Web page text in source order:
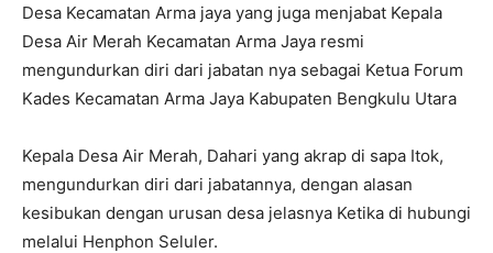
Desa Kecamatan Arma jaya yang juga menjabat Kepala
Desa Air Merah Kecamatan Arma Jaya resmi
mengundurkan diri dari jabatan nya sebagai Ketua Forum
Kades Kecamatan Arma Jaya Kabupaten Bengkulu Utara
Kepala Desa Air Merah, Dahari yang akrap di sapa Itok,
mengundurkan diri dari jabatannya, dengan alasan
kesibukan dengan urusan desa jelasnya Ketika di hubungi
melalui Henphon Seluler.